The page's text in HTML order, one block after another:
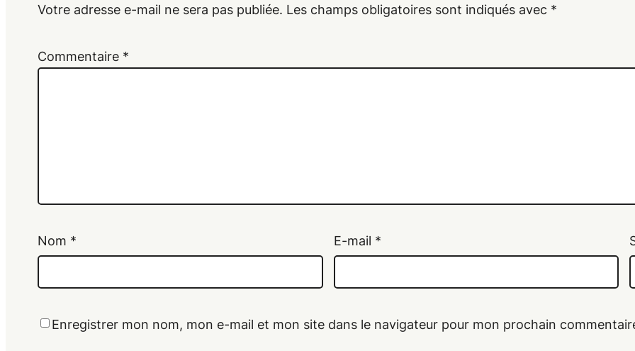
Votre adresse e-mail ne sera pas publiée. Les champs obligatoires sont indiqués avec *
Commentaire *
Nom * E-mail *
Enregistrer mon nom, mon e-mail et mon site dans le navigateur pour mon prochain